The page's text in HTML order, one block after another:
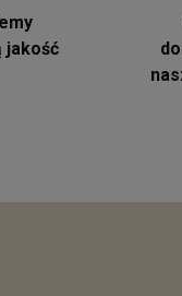
jakość